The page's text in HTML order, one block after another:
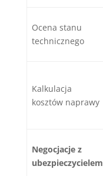
Ocena stanu
technicznego
Kalkulacja
kosztów naprawy
Negocjacje z
ubezpieczycielem